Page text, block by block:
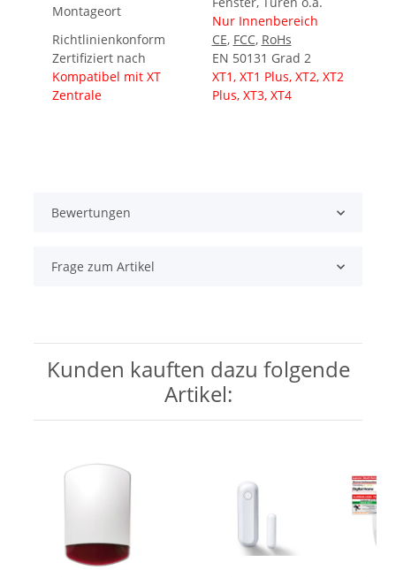
Montageort
Nur Innenbereich
Richtlinienkonform
CE, FCC, RoHs
Zertifiziert nach
EN 50131 Grad 2
Kompatibel mit XT
Zentrale
XT1, XT1 Plus, XT2, XT2
Plus, XT3, XT4
Bewertungen
Frage zum Artikel
Kunden kauften dazu folgende
Artikel: